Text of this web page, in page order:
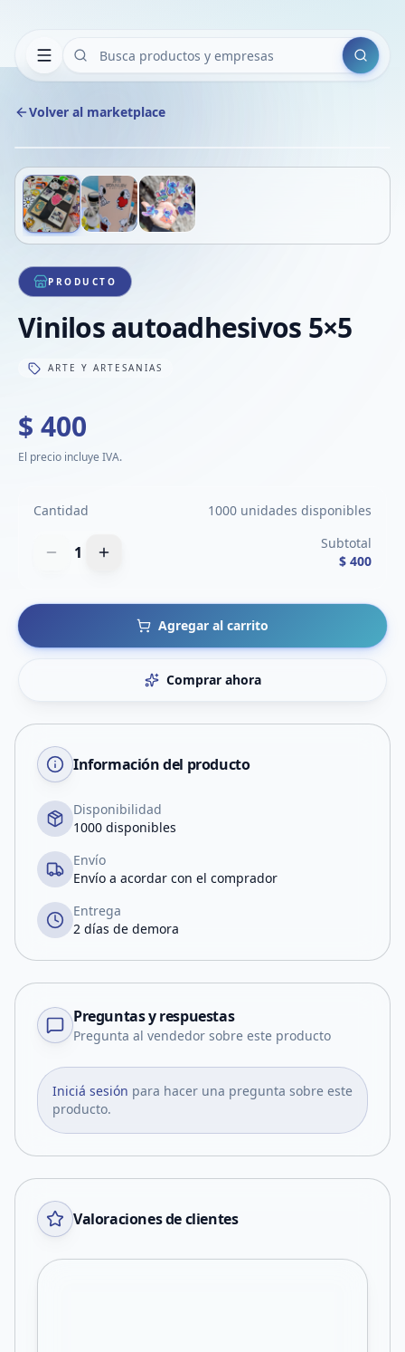
Buscar
Volver al marketplace
1/3
PRODUCTO
Vinilos autoadhesivos 5×5
ARTE Y ARTESANIAS
$ 400
El precio incluye IVA.
Cantidad 1000 unidades disponibles
1
Subtotal
$ 400
Agregar al carrito
Comprar ahora
Información del producto
Disponibilidad
1000 disponibles
Envío
Envío a acordar con el comprador
Entrega
2 días de demora
Preguntas y respuestas
Pregunta al vendedor sobre este producto
Iniciá sesión para hacer una pregunta sobre este
producto.
Valoraciones de clientes